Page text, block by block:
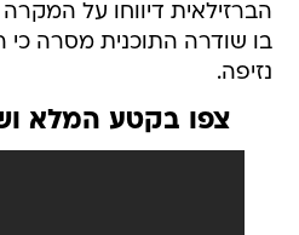
הברזילאית דיווחו על
בו שודרה התוכנית מסרה כי
נזיפה.
צפו בקטע המלא